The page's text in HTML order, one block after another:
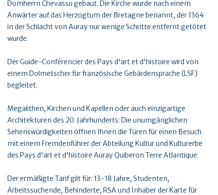
Domherrn Chevassu gebaut. Die Kirche wurde nach einem
Anwärter auf das Herzogtum der Bretagne benannt, der 1364
in der Schlacht von Auray nur wenige Schritte entfernt getötet
wurde.
Der Guide-Conférencier des Pays d'art et d'histoire wird von
einem Dolmetscher für französische Gebärdensprache (LSF)
begleitet.
Megalithen, Kirchen und Kapellen oder auch einzigartige
Architekturen des 20. Jahrhunderts: Die unumgänglichen
Sehenswürdigkeiten öffnen Ihnen die Türen für einen Besuch
mit einem Fremdenführer der Abteilung Kultur und Kulturerbe
des Pays d'art et d'histoire Auray Quiberon Terre Atlantique.
Der ermäßigte Tarif gilt für: 13-18 Jahre, Studenten,
Arbeitssuchende, Behinderte, RSA und Inhaber der Karte für